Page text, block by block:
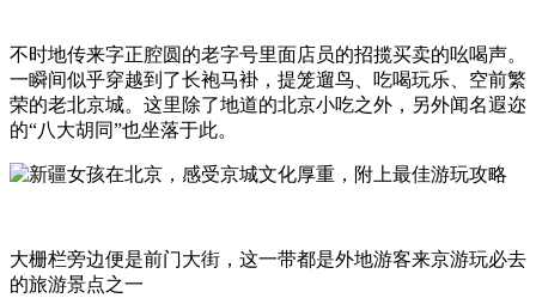
不时地传来字正腔圆的老字号里面店员的招揽买卖的吆喝声。
一瞬间似乎穿越到了长袍马褂，提笼遛鸟、吃喝玩乐、空前繁
荣的老北京城。这里除了地道的北京小吃之外，另外闻名遐迩
的“八大胡同”也坐落于此。
大栅栏旁边便是前门大街，这一带都是外地游客来京游玩必去
的旅游景点之一